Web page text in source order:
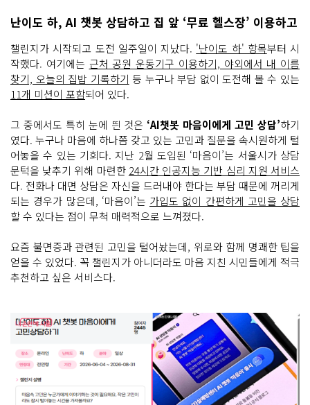
난이도 하, AI 챗봇 상담하고 집 앞 ‘무료 헬스장’ 이용하고
챌린지가 시작되고 도전 일주일이 지났다. '난이도 하' 항목부터 시
작했다. 여기에는 근처 공원 운동기구 이용하기, 야외에서 내 이름
찾기, 오늘의 집밥 기록하기 등 누구나 부담 없이 도전해 볼 수 있는
11개 미션이 포함되어 있다.
그 중에서도 특히 눈에 띈 것은 ‘AI챗봇 마음이에게 고민 상담’하기
였다. 누구나 마음에 하나쯤 갖고 있는 고민과 질문을 속시원하게 털
어놓을 수 있는 기회다. 지난 2월 도입된 ‘마음이’는 서울시가 상담
문턱을 낮추기 위해 마련한 24시간 인공지능 기반 심리 지원 서비스
다. 전화나 대면 상담은 자신을 드러내야 한다는 부담 때문에 꺼리게
되는 경우가 많은데, ‘마음이’는 가입도 없이 간편하게 고민을 상담
할 수 있다는 점이 무척 매력적으로 느껴졌다.
요즘 불면증과 관련된 고민을 털어놨는데, 위로와 함께 명쾌한 팁을
얻을 수 있었다. 꼭 챌린지가 아니더라도 마음 지친 시민들에게 적극
추천하고 싶은 서비스다.